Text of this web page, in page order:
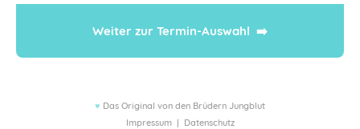
Weiter zur Termin-Auswahl  ➡️
♥ Das Original von den Brüdern Jungblut
Impressum| Datenschutz